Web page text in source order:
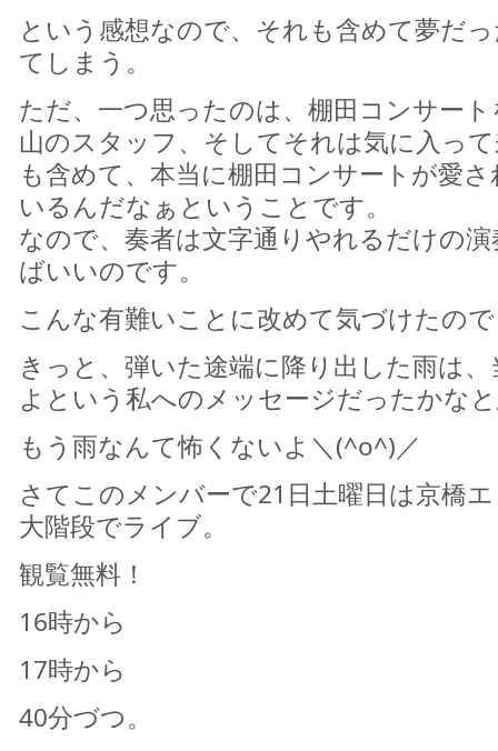
という感想なので、それも含めて夢だ
てしまう。
ただ、一つ思ったのは、棚田コンサー
山のスタッフ、そしてそれは気に入っ
も含めて、本当に棚田コンサートが愛
いるんだなぁということです。
なので、奏者は文字通りやれるだけの
ばいいのです。
こんな有難いことに改めて気づけたの
きっと、弾いた途端に降り出した雨は
よという私へのメッセージだったかな
もう雨なんて怖くないよ＼(^o^)／
さてこのメンバーで21日土曜日は京橋
大階段でライブ。
観覧無料！
16時から
17時から
40分づつ。